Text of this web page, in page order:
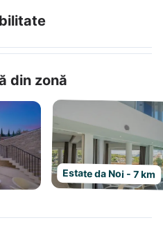
din zonă
Estate da Noi - 7 km